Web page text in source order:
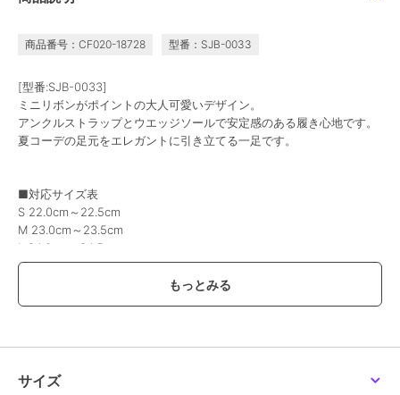
商品番号：CF020-18728 型番：SJB-0033
[型番:SJB-0033]
ミニリボンがポイントの大人可愛いデザイン。
アンクルストラップとウエッジソールで安定感のある履き心地です。
夏コーデの足元をエレガントに引き立てる一足です。
■対応サイズ表
S 22.0cm～22.5cm
M 23.0cm～23.5cm
L 24.0cm～24.5cm
LL 25.0cm～25.5cm
※対応サイズ表示は目安となります。
ブランド スタイル ジェリービーンズ
ショップ
サイズ